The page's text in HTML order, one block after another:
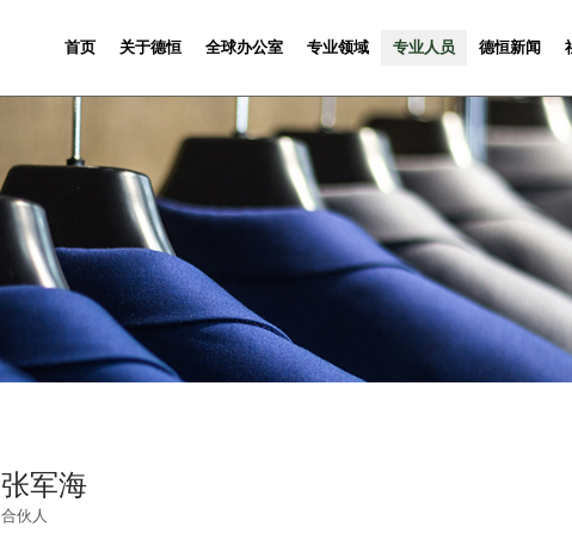
首页 关于德恒 全球办公室 专业领域 专业人员 德恒新闻
张军海
合伙人